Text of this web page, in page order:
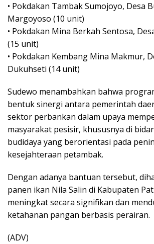
• Pokdakan Tambak Sumojoyo, Desa
Margoyoso (10 unit)
• Pokdakan Mina Berkah Sentosa,
(15 unit)
• Pokdakan Kembang Mina Makmur,
Dukuhseti (14 unit)
Sudewo menambahkan bahwa
bentuk sinergi antara pemerintah
sektor perbankan dalam upaya
masyarakat pesisir, khususnya di
budidaya yang berorientasi pada
kesejahteraan petambak.
Dengan adanya bantuan tersebut,
panen ikan Nila Salin di Kabupaten
meningkat secara signifikan dan
ketahanan pangan berbasis perairan.
(ADV)